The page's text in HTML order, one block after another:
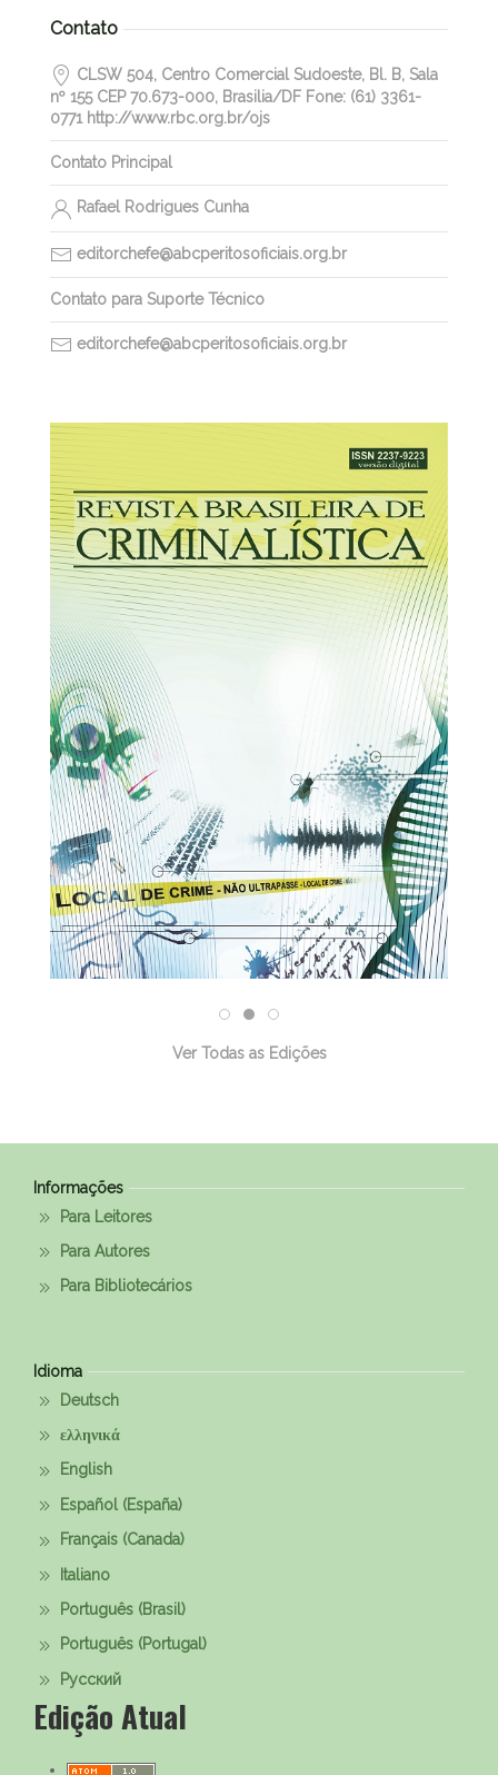
Contato
CLSW 504, Centro Comercial Sudoeste, Bl. B, Sala
nº 155 CEP 70.673-000, Brasilia/DF Fone: (61) 3361-
0771 http://www.rbc.org.br/ojs
Contato Principal
Rafael Rodrigues Cunha
editorchefe@abcperitosoficiais.org.br
Contato para Suporte Técnico
editorchefe@abcperitosoficiais.org.br
Ver Todas as Edições
Informações
Para Leitores
Para Autores
Para Bibliotecários
Idioma
Deutsch
ελληνικά
English
Español (España)
Français (Canada)
Italiano
Português (Brasil)
Português (Portugal)
Русский
Edição Atual